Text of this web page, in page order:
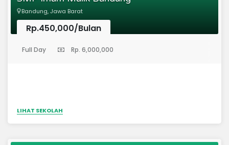
Bandung, Jawa Barat
Rp.450,000/Bulan
Full Day Rp. 6,000,000
LIHAT SEKOLAH